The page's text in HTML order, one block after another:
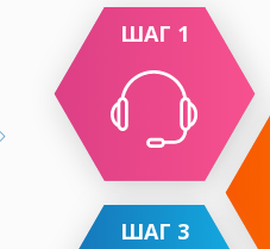
ШАГ 1
ШАГ 3